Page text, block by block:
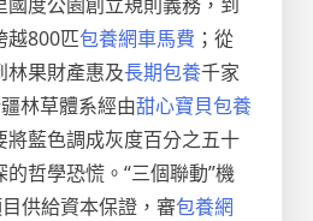
越800匹包養網車馬費 ；從
林果財產惠及長期包養千家
林草體系經由甜心寶貝包養
將藍色調成灰度百分之五十
哲學恐慌。“三個聯動”機
供給資本保證，審包養網